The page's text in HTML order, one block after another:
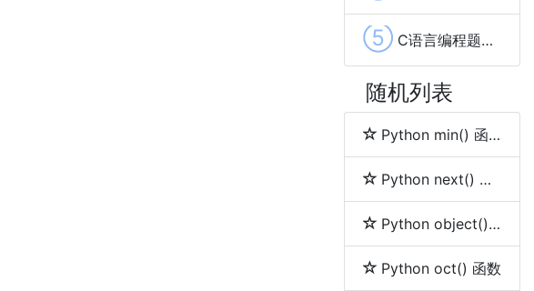
⑤ C语言编程题计算1到n的所有偶数之和
随机列表
Python min() 函数
Python next() 函数
Python object() 函数
Python oct() 函数